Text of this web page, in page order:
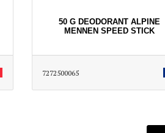
50 G DEODORANT ALPINE
MENNEN SPEED STICK
7272500065